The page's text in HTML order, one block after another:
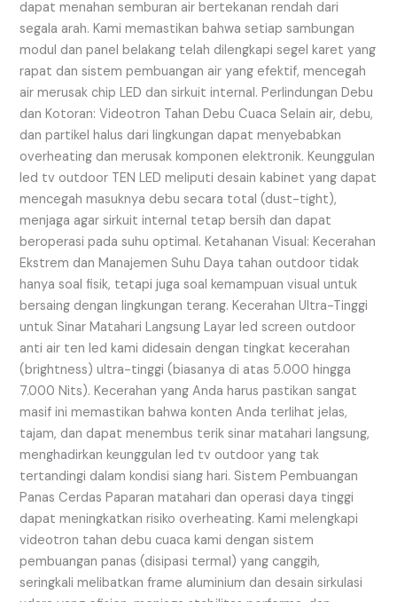
dapat menahan semburan air bertekanan rendah dari
segala arah. Kami memastikan bahwa setiap sambungan
modul dan panel belakang telah dilengkapi segel karet yang
rapat dan sistem pembuangan air yang efektif, mencegah
air merusak chip LED dan sirkuit internal. Perlindungan Debu
dan Kotoran: Videotron Tahan Debu Cuaca Selain air, debu,
dan partikel halus dari lingkungan dapat menyebabkan
overheating dan merusak komponen elektronik. Keunggulan
led tv outdoor TEN LED meliputi desain kabinet yang dapat
mencegah masuknya debu secara total (dust-tight),
menjaga agar sirkuit internal tetap bersih dan dapat
beroperasi pada suhu optimal. Ketahanan Visual: Kecerahan
Ekstrem dan Manajemen Suhu Daya tahan outdoor tidak
hanya soal fisik, tetapi juga soal kemampuan visual untuk
bersaing dengan lingkungan terang. Kecerahan Ultra-Tinggi
untuk Sinar Matahari Langsung Layar led screen outdoor
anti air ten led kami didesain dengan tingkat kecerahan
(brightness) ultra-tinggi (biasanya di atas 5.000 hingga
7.000 Nits). Kecerahan yang Anda harus pastikan sangat
masif ini memastikan bahwa konten Anda terlihat jelas,
tajam, dan dapat menembus terik sinar matahari langsung,
menghadirkan keunggulan led tv outdoor yang tak
tertandingi dalam kondisi siang hari. Sistem Pembuangan
Panas Cerdas Paparan matahari dan operasi daya tinggi
dapat meningkatkan risiko overheating. Kami melengkapi
videotron tahan debu cuaca kami dengan sistem
pembuangan panas (disipasi termal) yang canggih,
seringkali melibatkan frame aluminium dan desain sirkulasi